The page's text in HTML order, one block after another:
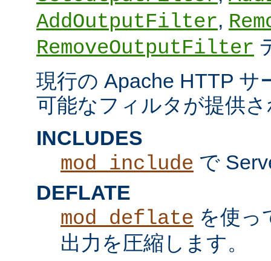
AddOutputFilter,
RemoveOutputFilter
現行の Apache HTTP サ
可能なフィルタが提供
INCLUDES
mod_include で
DEFLATE
mod_deflate を使っ
出力を圧縮します。